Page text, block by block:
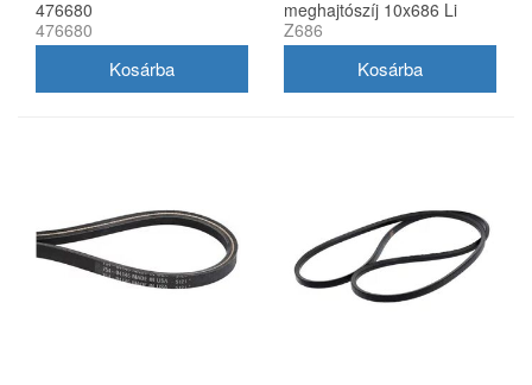
476680
476680
meghajtószíj 10x686 Li
Z686